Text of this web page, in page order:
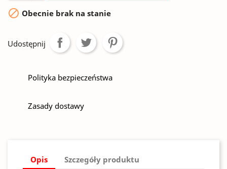
 Obecnie brak na stanie
Udostępnij
Polityka bezpieczeństwa
Zasady dostawy
Opis Szczegóły produktu